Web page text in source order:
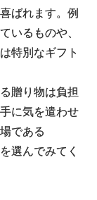
ばれます。例
いるものや、
特別なギフト
贈り物は負担
に気を遣わせ
である
選んでみてく